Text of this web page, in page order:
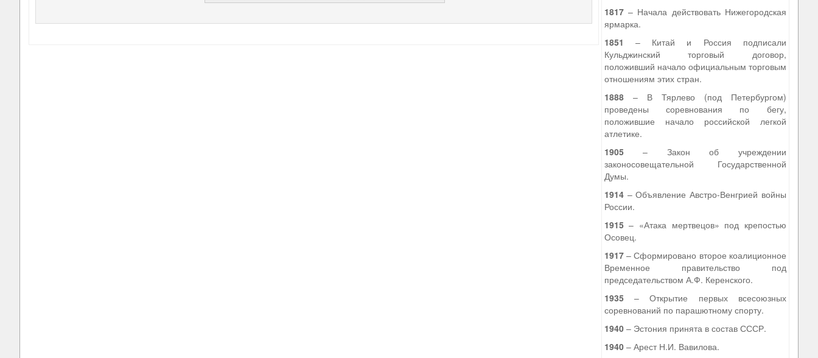
1817– Начала действовать Нижегородская
ярмарка.
1851 – Китай и Россия подписали
Кульджинский торговый договор,
положивший начало официальным торговым
отношениям этих стран.
1888– В Тярлево (под Петербургом)
проведены соревнования по бегу,
положившие начало российской легкой
атлетике.
1905– Закон об учреждении
законосовещательной Государственной
Думы.
1914– Объявление Австро-Венгрией войны
России.
1915– «Атака мертвецов» под крепостью
Осовец.
1917– Сформировано второе коалиционное
Временное правительство под
председательством А.Ф. Керенского.
1935– Открытие первых всесоюзных
соревнований по парашютному спорту.
1940– Эстония принята в состав СССР.
1940– Арест Н.И. Вавилова.